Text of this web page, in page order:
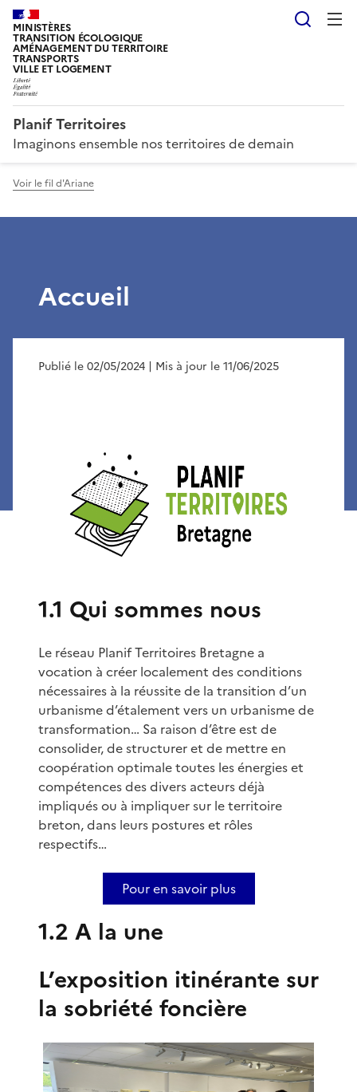
MINISTÈRES
TRANSITION ÉCOLOGIQUE
AMÉNAGEMENT DU TERRITOIRE
TRANSPORTS
VILLE ET LOGEMENT
Planif Territoires
Imaginons ensemble nos territoires de demain
Voir le fil d'Ariane
Accueil
Publié le 02/05/2024 | Mis à jour le 11/06/2025
1.1 Qui sommes nous
Le réseau Planif Territoires Bretagne a
vocation à créer localement des conditions
nécessaires à la réussite de la transition d’un
urbanisme d’étalement vers un urbanisme de
transformation… Sa raison d’être est de
consolider, de structurer et de mettre en
coopération optimale toutes les énergies et
compétences des divers acteurs déjà
impliqués ou à impliquer sur le territoire
breton, dans leurs postures et rôles
respectifs…
Pour en savoir plus
1.2 A la une
L’exposition itinérante sur
la sobriété foncière